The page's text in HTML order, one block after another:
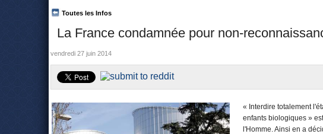
La France condamnée pour non-
Toutes les Infos
vendredi 27 juin 2014
« Interdire totalement
enfants biologiques »
l'Homme. Ainsi en a